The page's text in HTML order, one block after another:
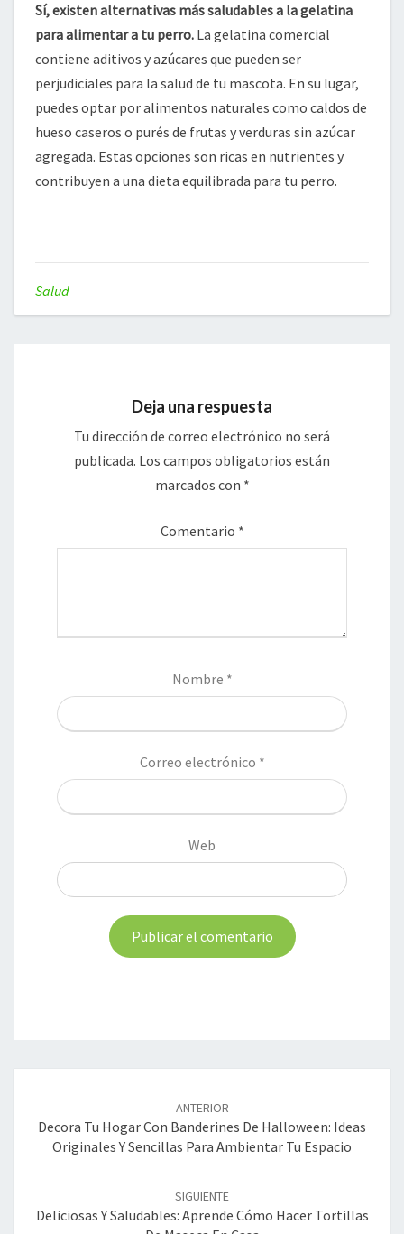
Sí, existen alternativas más saludables a la gelatina
para alimentar a tu perro. La gelatina comercial
contiene aditivos y azúcares que pueden ser
perjudiciales para la salud de tu mascota. En su lugar,
puedes optar por alimentos naturales como caldos de
hueso caseros o purés de frutas y verduras sin azúcar
agregada. Estas opciones son ricas en nutrientes y
contribuyen a una dieta equilibrada para tu perro.
Salud
Deja una respuesta
Tu dirección de correo electrónico no será
publicada. Los campos obligatorios están
marcados con *
Comentario *
Nombre *
Correo electrónico *
Web
entradas
ANTERIOR
Decora Tu Hogar Con Banderines De Halloween: Ideas
Originales Y Sencillas Para Ambientar Tu Espacio
SIGUIENTE
Deliciosas Y Saludables: Aprende Cómo Hacer Tortillas